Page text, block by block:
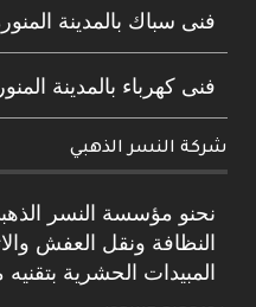
فنى سباك بالمدينة
فنى كهرباء بالمدينة
شركة النسر الذهبي
نحنو مؤسسة النسر
النظافة ونقل العفش
المبيدات الحشرية بتقنيه